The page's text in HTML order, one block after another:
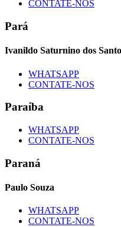
CONTATE-NOS
Pará
Ivanildo Saturnino dos
WHATSAPP
CONTATE-NOS
Paraíba
WHATSAPP
CONTATE-NOS
Paraná
Paulo Souza
WHATSAPP
CONTATE-NOS